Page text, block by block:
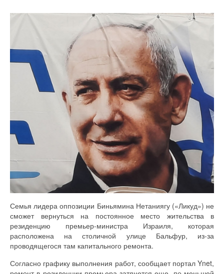
Семья лидера оппозиции Биньямина Нетаниягу («Ликуд») не
сможет вернуться на постоянное место жительства в
резиденцию премьер-министра Израиля, которая
расположена на столичной улице Бальфур, из-за
проводящегося там капитального ремонта.
Согласно графику выполнения работ, сообщает портал Ynet,